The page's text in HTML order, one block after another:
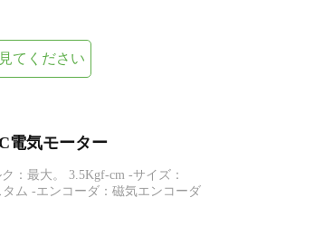
てください
電気モーター
：最大。 3.5Kgf-cm -サイズ：
ム -エンコーダ：磁気エンコーダ